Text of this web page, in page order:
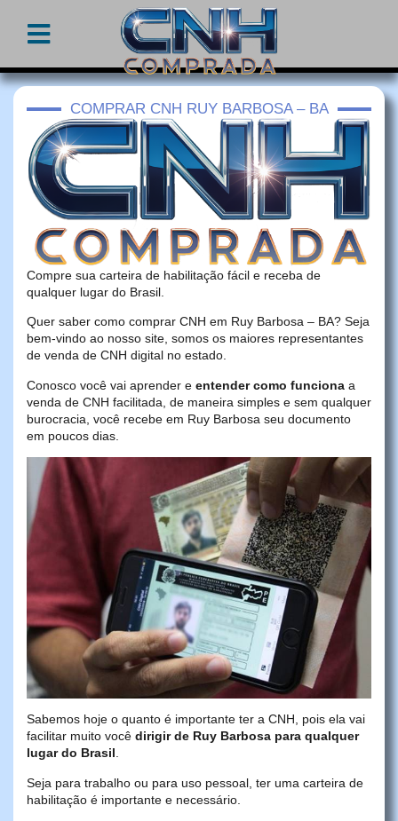
COMPRAR CNH RUY BARBOSA – BA
Compre sua carteira de habilitação fácil e receba de
qualquer lugar do Brasil.
Quer saber como comprar CNH em Ruy Barbosa – BA? Seja
bem-vindo ao nosso site, somos os maiores representantes
de venda de CNH digital no estado.
Conosco você vai aprender e entender como funciona a
venda de CNH facilitada, de maneira simples e sem qualquer
burocracia, você recebe em Ruy Barbosa seu documento
em poucos dias.
Sabemos hoje o quanto é importante ter a CNH, pois ela vai
facilitar muito você dirigir de Ruy Barbosa para qualquer
lugar do Brasil.
Seja para trabalho ou para uso pessoal, ter uma carteira de
habilitação é importante e necessário.